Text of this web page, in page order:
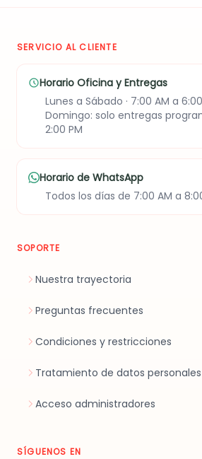
SERVICIO AL CLIENTE
Horario Oficina y Entregas
Lunes a Sábado · 7:00 AM a
Domingo: solo entregas
2:00 PM
Horario de WhatsApp
Todos los días de 7:00 AM a
SOPORTE
Nuestra trayectoria
Preguntas frecuentes
Condiciones y restricciones
Tratamiento de datos personales
Acceso administradores
SÍGUENOS EN